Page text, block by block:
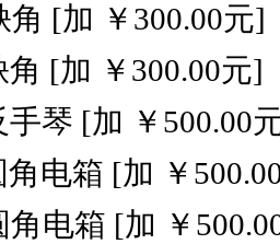
角 [加 ￥300.00元]
角 [加 ￥300.00元]
手琴 [加 ￥500.00
角电箱 [加 ￥
角电箱 [加 ￥